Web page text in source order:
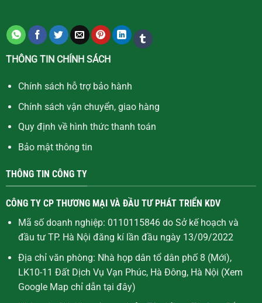
THÔNG TIN CHÍNH SÁCH
Chính sách hỗ trợ bảo hành
Chính sách vận chuyển, giao hàng
Quy định về hình thức thanh toán
Bảo mật thông tin
THÔNG TIN CÔNG TY
CÔNG TY CP THƯƠNG MẠI VÀ ĐẦU TƯ PHÁT TRIỂN KDV
Mã số doanh nghiệp: 0110115846 do Sở kế hoạch và
đầu tư TP. Hà Nội đăng kí lần đầu ngày 13/09/2022
Địa chỉ văn phòng: Nhà họp dân tổ dân phố 8 (Mới),
LK10-11 Đất Dịch Vụ Vạn Phúc, Hà Đông, Hà Nội (Xem
Google Map chỉ dẫn tại đây)